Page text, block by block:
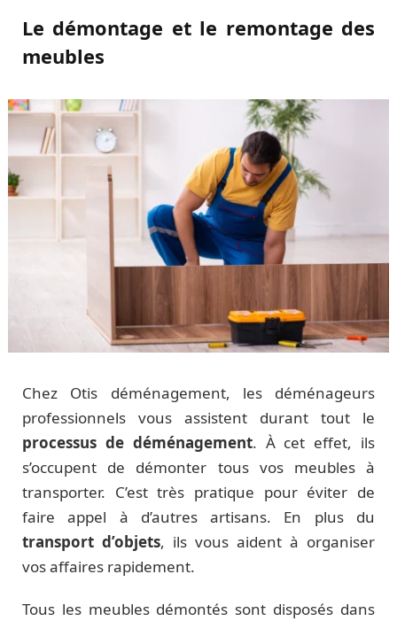
Le démontage et le remontage des
meubles
Chez Otis déménagement, les déménageurs
professionnels vous assistent durant tout le
processus de déménagement. À cet effet, ils
s’occupent de démonter tous vos meubles à
transporter. C’est très pratique pour éviter de
faire appel à d’autres artisans. En plus du
transport d’objets, ils vous aident à organiser
vos affaires rapidement.
Tous les meubles démontés sont disposés dans